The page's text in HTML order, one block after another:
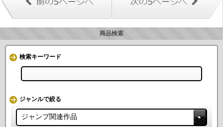
商品検索
検索キーワード
ジャンルで絞る